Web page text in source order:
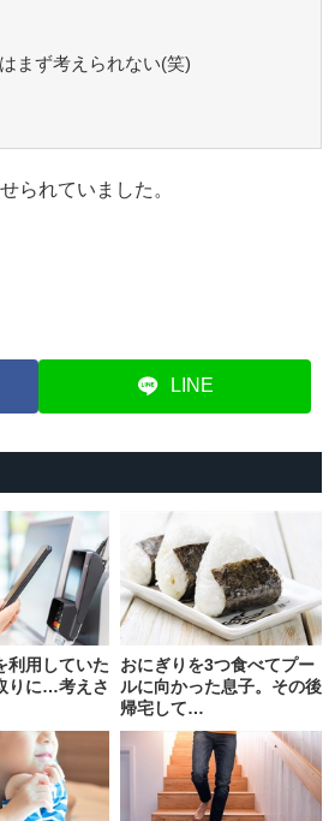
まず考えられない(笑)
られていました。
LINE
利用していた
りに…考えさ
おにぎりを3つ食べてプー
ルに向かった息子。その後
帰宅して…